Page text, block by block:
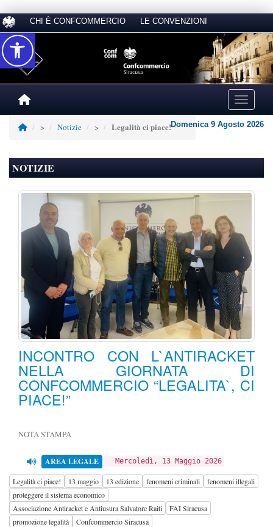
CHI È CONFCOMMERCIO LE CONVENZIONI
Toggle
> Notizie > Legalità ci piace!Domenica 9 Agosto 2026
NOTIZIE
INCONTRO CON L`ANTIRACKET
NELLA GIORNATA DI
CONFCOMMERCIO “LEGALITA`, CI
PIACE!”
NOTA STAMPA
AREA LEGALE Mercoledì, 13 Maggio 2026
Legalità ci piace! 13 maggio 13 edizione fenomeni criminali
fenomeni illegali
proteggere il sistema economico
Associazione Antiracket e Antiusura Salvatore Raiti
FAI Siracusa
promozione legalità
Confcommercio Siracusa
Accessibilità